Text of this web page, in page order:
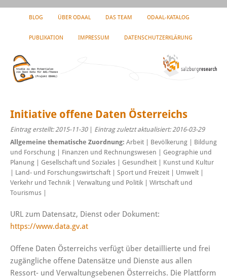
BLOG ÜBER ODAAL DAS TEAM ODAAL-KATALOG
PUBLIKATION IMPRESSUM DATENSCHUTZERKLÄRUNG
Initiative offene Daten Österreichs
Eintrag erstellt: 2015-11-30| Eintrag zuletzt aktualisiert: 2016-03-29
Allgemeine thematische Zuordnung: Arbeit | Bevölkerung | Bildung
und Forschung | Finanzen und Rechnungswesen | Geographie und
Planung | Gesellschaft und Soziales | Gesundheit | Kunst und Kultur
| Land- und Forschungswirtschaft | Sport und Freizeit | Umwelt |
Verkehr und Technik | Verwaltung und Politik | Wirtschaft und
Tourismus |
URL zum Datensatz, Dienst oder Dokument:
https://www.data.gv.at
Offene Daten Österreichs verfügt über detaillierte und frei
zugängliche offene Datensätze und Dienste aus allen
Ressort- und Verwaltungsebenen Österreichs. Die Plattform